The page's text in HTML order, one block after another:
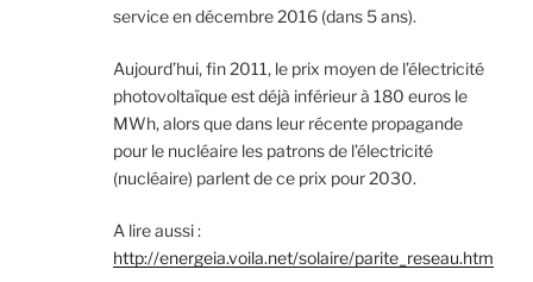
service en décembre 2016 (dans 5 ans).
Aujourd’hui, fin 2011, le prix moyen de l’électricité
photovoltaïque est déjà inférieur à 180 euros le
MWh, alors que dans leur récente propagande
pour le nucléaire les patrons de l’électricité
(nucléaire) parlent de ce prix pour 2030.
A lire aussi :
http://energeia.voila.net/solaire/parite_reseau.htm